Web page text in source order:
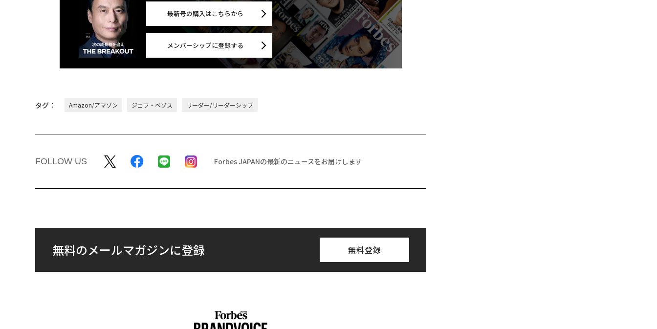
最新号の購入はこちらから
メンバーシップに登録する
タグ： Amazon/アマゾン ジェフ・ベゾス リーダー/リーダーシップ
FOLLOW US Forbes JAPANの最新のニュースをお届けします
無料のメールマガジンに登録 無料登録